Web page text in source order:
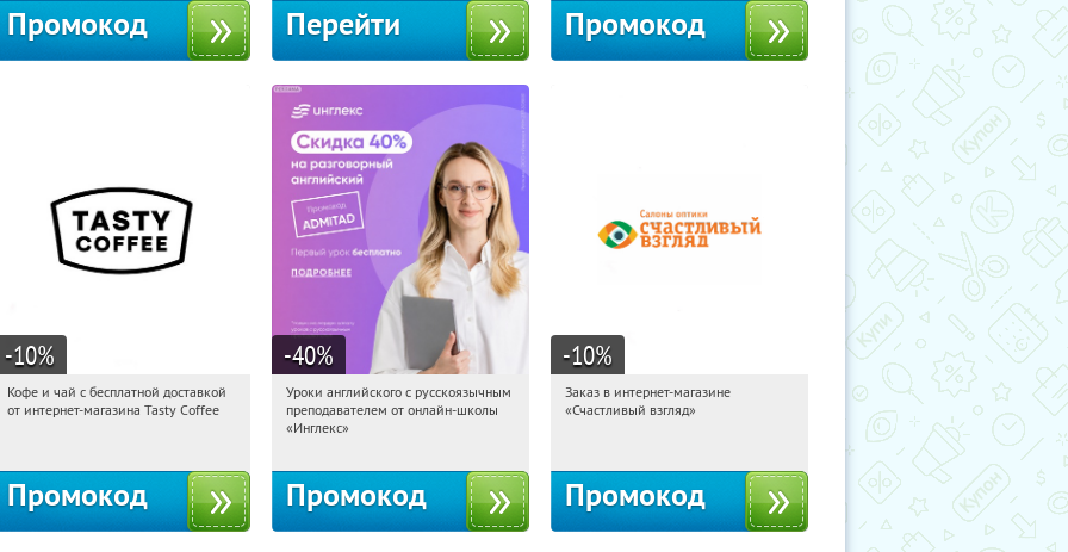
Промокод Перейти Промокод
-10%
06:21:26
Получи первым!
Кофе и чай с бесплатной доставкой
от интернет-магазина Tasty Coffee
Промокод
-40%
06:21:26
Получи первым!
Россия
Уроки английского с русскоязычным
преподавателем от онлайн-школы
«Инглекс»
Промокод
-10%
06:21:26
Получи первым!
Заказ в интернет-магазине
«Счастливый взгляд»
Промокод